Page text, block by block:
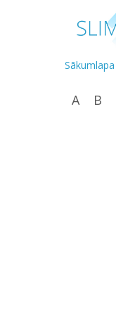
Sākumlapa
A B